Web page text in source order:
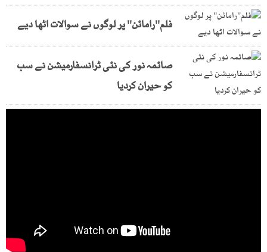
فلم''رامائن'' پر لوگوں نے سوالات اٹھا دیے
صائمہ نور کی نئی ٹرانسفارمیشن نے سب
کو حیران کردیا